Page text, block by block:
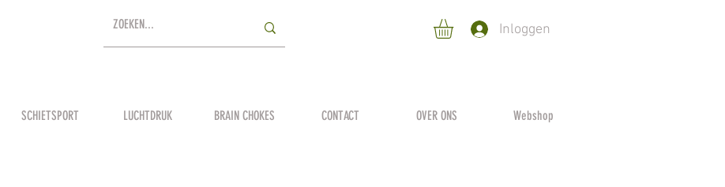
Inloggen
SCHIETSPORT LUCHTDRUK BRAIN CHOKES CONTACT OVER ONS Webshop